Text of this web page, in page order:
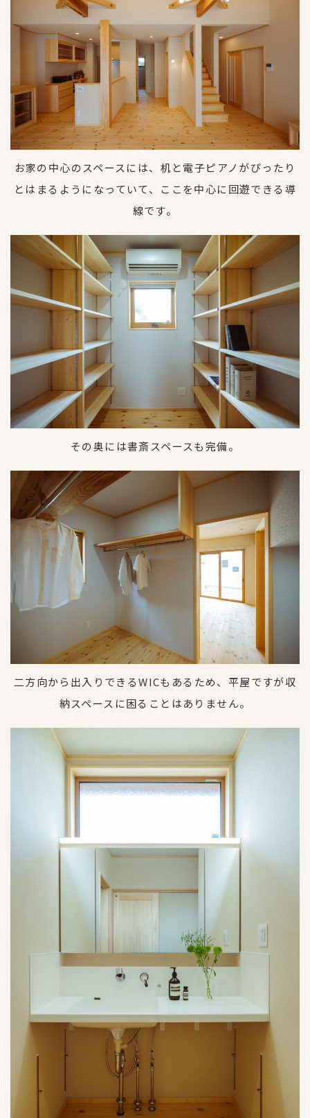
お家の中心のスペースには、机と電子ピアノがぴったり
とはまるようになっていて、ここを中心に回遊できる導
線です。
その奥には書斎スペースも完備。
二方向から出入りできるWICもあるため、平屋ですが収
納スペースに困ることはありません。